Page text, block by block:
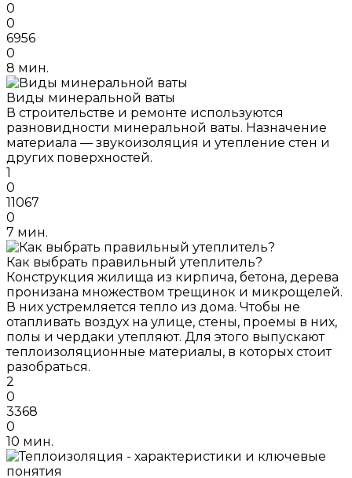
0
0
6956
0
8 мин.
Виды минеральной ваты
В строительстве и ремонте используются
разновидности минеральной ваты. Назначение
материала — звукоизоляция и утепление стен и
других поверхностей.
1
0
11067
0
7 мин.
Как выбрать правильный утеплитель?
Конструкция жилища из кирпича, бетона, дерева
пронизана множеством трещинок и микрощелей.
В них устремляется тепло из дома. Чтобы не
отапливать воздух на улице, стены, проемы в них,
полы и чердаки утепляют. Для этого выпускают
теплоизоляционные материалы, в которых стоит
разобраться.
2
0
3368
0
10 мин.